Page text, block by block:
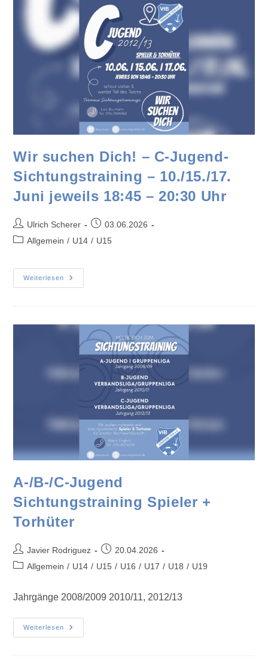
Wir suchen Dich! – C-Jugend-
Sichtungstraining – 10./15./17.
Juni jeweils 18:45 – 20:30 Uhr
Ulrich Scherer
03.06.2026
Allgemein / U14 / U15
Weiterlesen
A-/B-/C-Jugend
Sichtungstraining Spieler +
Torhüter
Javier Rodriguez
20.04.2026
Allgemein / U14 / U15 / U16 / U17 / U18 / U19
Jahrgänge 2008/2009 2010/11, 2012/13
Weiterlesen